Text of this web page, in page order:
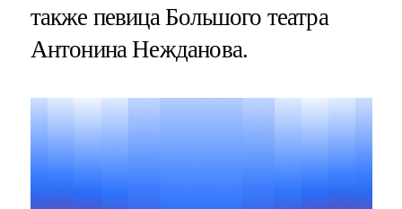
также певица Большого театра
Антонина Нежданова.